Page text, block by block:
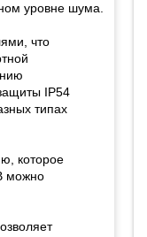
уровне шума.
что
IP54
типах
которое
можно